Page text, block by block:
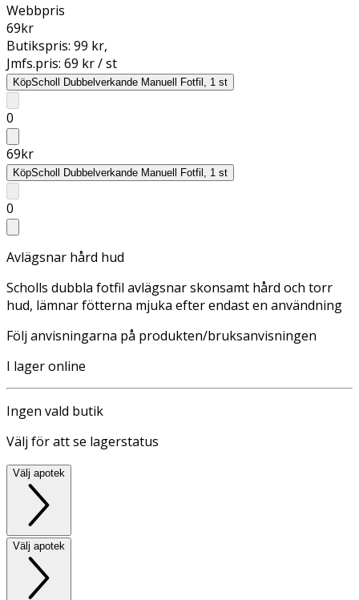
Webbpris
69kr
Butikspris: 99 kr,
Jmfs.pris: 69 kr / st
KöpScholl Dubbelverkande Manuell Fotfil, 1 st
0
69kr
KöpScholl Dubbelverkande Manuell Fotfil, 1 st
0
Avlägsnar hård hud
Scholls dubbla fotfil avlägsnar skonsamt hård och torr
hud, lämnar fötterna mjuka efter endast en användning
Följ anvisningarna på produkten/bruksanvisningen
I lager online
Ingen vald butik
Välj för att se lagerstatus
Välj apotek
Välj apotek